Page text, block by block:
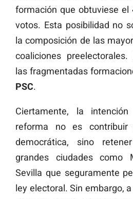
formación que obtuviese el
votos. Esta posibilidad no
la composición de las
coaliciones
las fragmentadas
PSC.
Ciertamente, la
reforma no es contribuir
democrática, sino
grandes ciudades como
Sevilla que seguramente
ley electoral. Sin embargo,